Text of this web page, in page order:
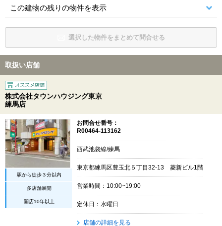
この建物の残りの物件を表示
選択した物件をまとめて問合せる
取扱い店舗
株式会社タウンハウジング東京
練馬店
駅から徒歩３分以内
多店舗展開
開店10年以上
お問合せ番号：
R00464-113162
西武池袋線/練馬
東京都練馬区豊玉北５丁目32-13 菱新ビル1階
営業時間：10:00~19:00
定休日：水曜日
店舗の詳細を見る